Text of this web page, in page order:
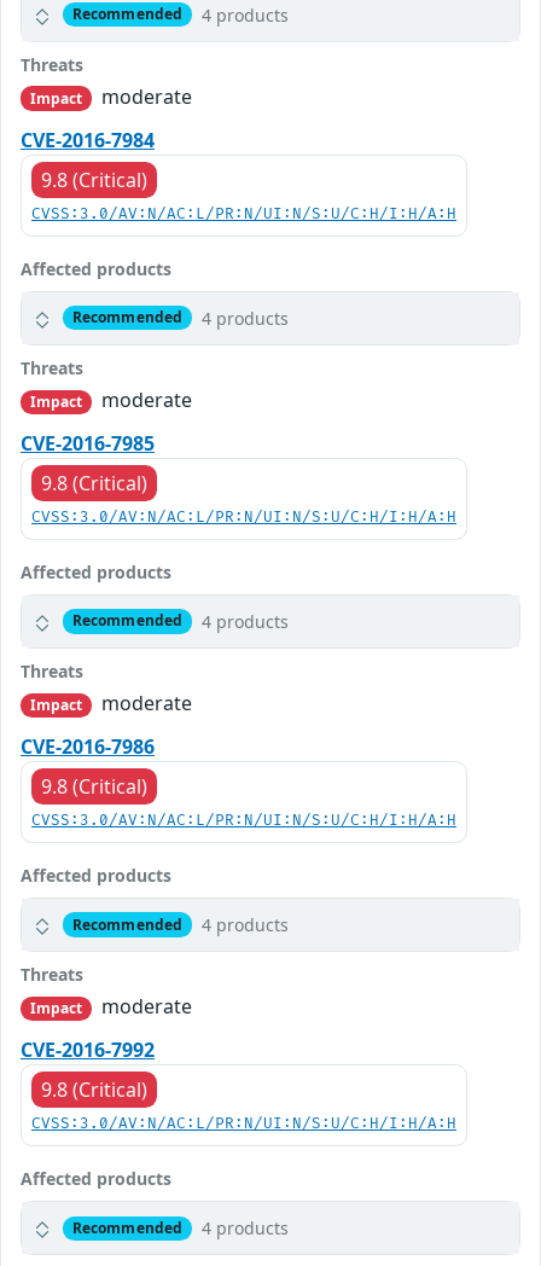
Recommended 4 products
Threats
Impact
moderate
CVE-2016-7984
9.8 (Critical)
CVSS:3.0/AV:N/AC:L/PR:N/UI:N/S:U/C:H/I:H/A:H
Affected products
Recommended 4 products
Threats
Impact
moderate
CVE-2016-7985
9.8 (Critical)
CVSS:3.0/AV:N/AC:L/PR:N/UI:N/S:U/C:H/I:H/A:H
Affected products
Recommended 4 products
Threats
Impact
moderate
CVE-2016-7986
9.8 (Critical)
CVSS:3.0/AV:N/AC:L/PR:N/UI:N/S:U/C:H/I:H/A:H
Affected products
Recommended 4 products
Threats
Impact
moderate
CVE-2016-7992
9.8 (Critical)
CVSS:3.0/AV:N/AC:L/PR:N/UI:N/S:U/C:H/I:H/A:H
Affected products
Recommended 4 products